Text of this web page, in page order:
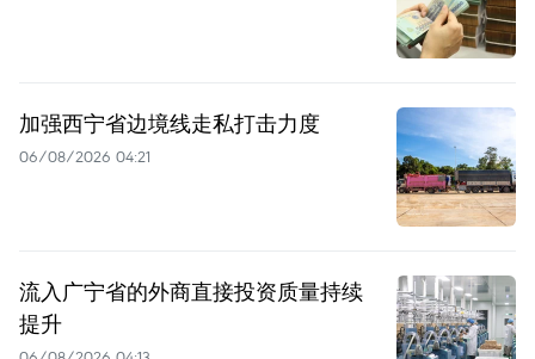
加强西宁省边境线走私打击力度
06/08/2026 04:21
流入广宁省的外商直接投资质量持续
提升